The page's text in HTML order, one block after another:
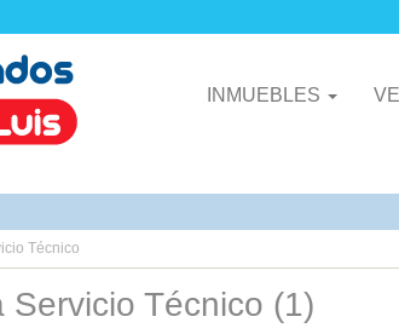
INMUEBLES
Técnico
Servicio Técnico (1)